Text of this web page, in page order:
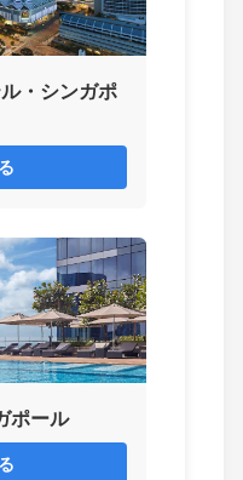
・シンガポ
ポール